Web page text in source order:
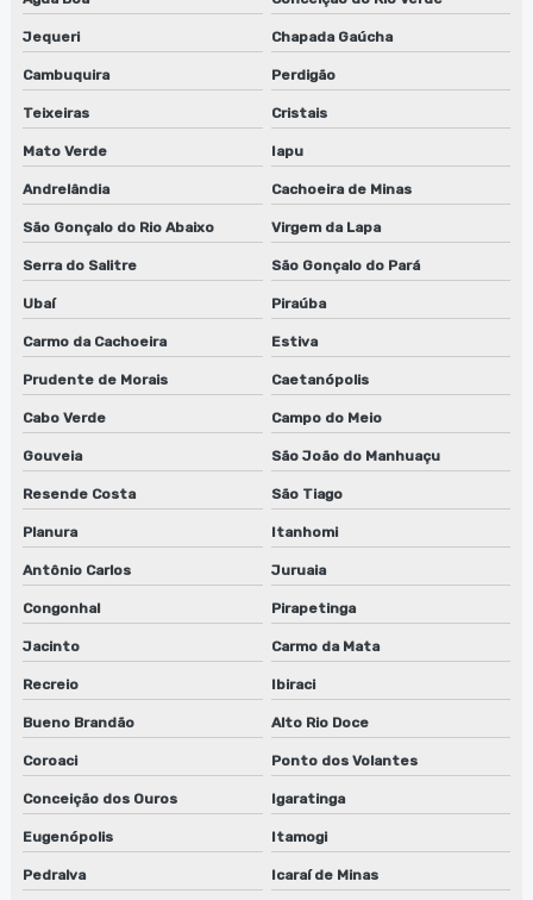
Jequeri Chapada Gaúcha
Cambuquira Perdigão
Teixeiras Cristais
Mato Verde Iapu
Andrelândia Cachoeira de Minas
São Gonçalo do Rio Abaixo Virgem da Lapa
Serra do Salitre São Gonçalo do Pará
Ubaí Piraúba
Carmo da Cachoeira Estiva
Prudente de Morais Caetanópolis
Cabo Verde Campo do Meio
Gouveia São João do Manhuaçu
Resende Costa São Tiago
Planura Itanhomi
Antônio Carlos Juruaia
Congonhal Pirapetinga
Jacinto Carmo da Mata
Recreio Ibiraci
Bueno Brandão Alto Rio Doce
Coroaci Ponto dos Volantes
Conceição dos Ouros Igaratinga
Eugenópolis Itamogi
Pedralva Icaraí de Minas